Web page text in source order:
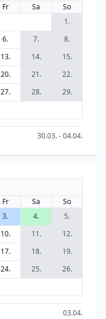
Fr Sa
So
1.
6. 7.
8.
13. 14.
15.
20. 21.
22.
27. 28.
29.
30.03. - 04.04.
Fr Sa
So
3. 4.
5.
10. 11.
12.
17. 18.
19.
24. 25.
26.
03.04.